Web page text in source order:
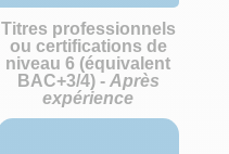
Titres professionnels
ou certifications de
niveau 6 (équivalent
BAC+3/4) - Après
expérience